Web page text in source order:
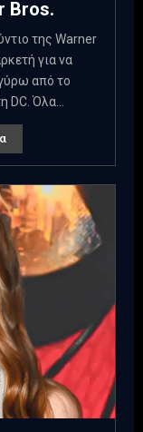
Bros.
της Warner
για να
από το
Όλα...